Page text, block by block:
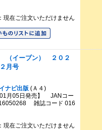
現在ご注文いただけません
（イーブン） ２０２
月号
ナビ出版(Ａ４)
01月05日発売】 JANコー
雑誌コード 016
現在ご注文いただけません